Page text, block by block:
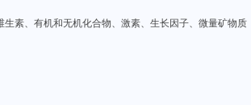
素、有机和无机化合物、激素、生长因子、微量矿物质